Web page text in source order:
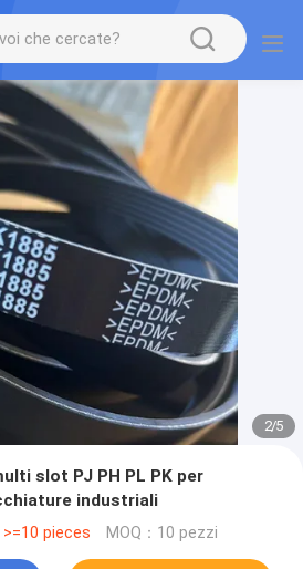
2/5
slot PJ PH PL PK per
industriali
pieces MOQ：10 pezzi